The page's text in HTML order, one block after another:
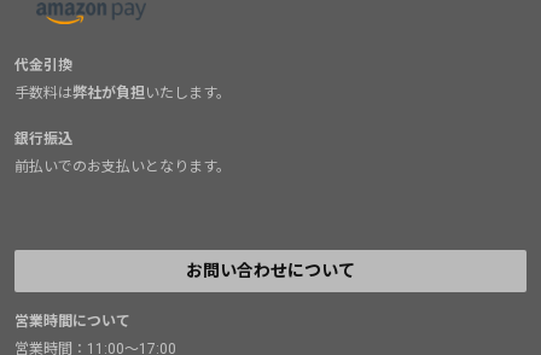
代金引換
手数料は弊社が負担いたします。
銀行振込
前払いでのお支払いとなります。
お問い合わせについて
営業時間について
営業時間：11:00～17:00